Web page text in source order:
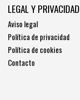
LEGAL Y PRIVACIDAD
Aviso legal
Política de privacidad
Política de cookies
Contacto